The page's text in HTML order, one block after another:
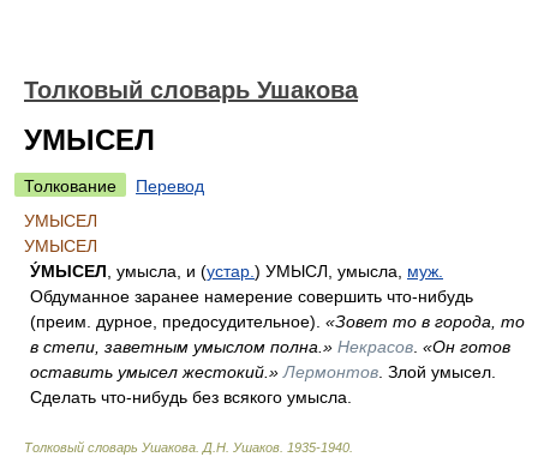
Толковый словарь Ушакова
УМЫСЕЛ
Толкование
Перевод
УМЫСЕЛ
УМЫСЕЛ
У́МЫСЕЛ , умысла, и (устар. ) УМЫСЛ, умысла, муж.
Обдуманное заранее намерение совершить что-нибудь
(преим. дурное, предосудительное). «Зовет то в города, то
в степи, заветным умыслом полна.» Некрасов «Он готов
оставить умысел жестокий.» Лермонтов . Злой умысел.
Сделать что-нибудь без всякого умысла.
Толковый словарь Ушакова Д.Н. Ушаков. 1935-1940